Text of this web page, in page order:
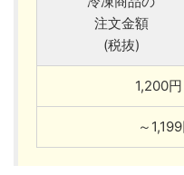
注文金額
(税抜)
1,200円
～